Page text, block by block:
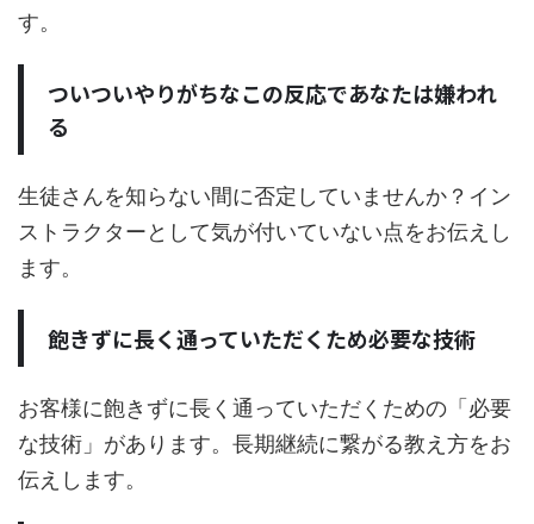
す。
ついついやりがちなこの反応であなたは嫌われ
る
生徒さんを知らない間に否定していませんか？イン
ストラクターとして気が付いていない点をお伝えし
ます。
飽きずに長く通っていただくため必要な技術
お客様に飽きずに長く通っていただくための「必要
な技術」があります。長期継続に繋がる教え方をお
伝えします。